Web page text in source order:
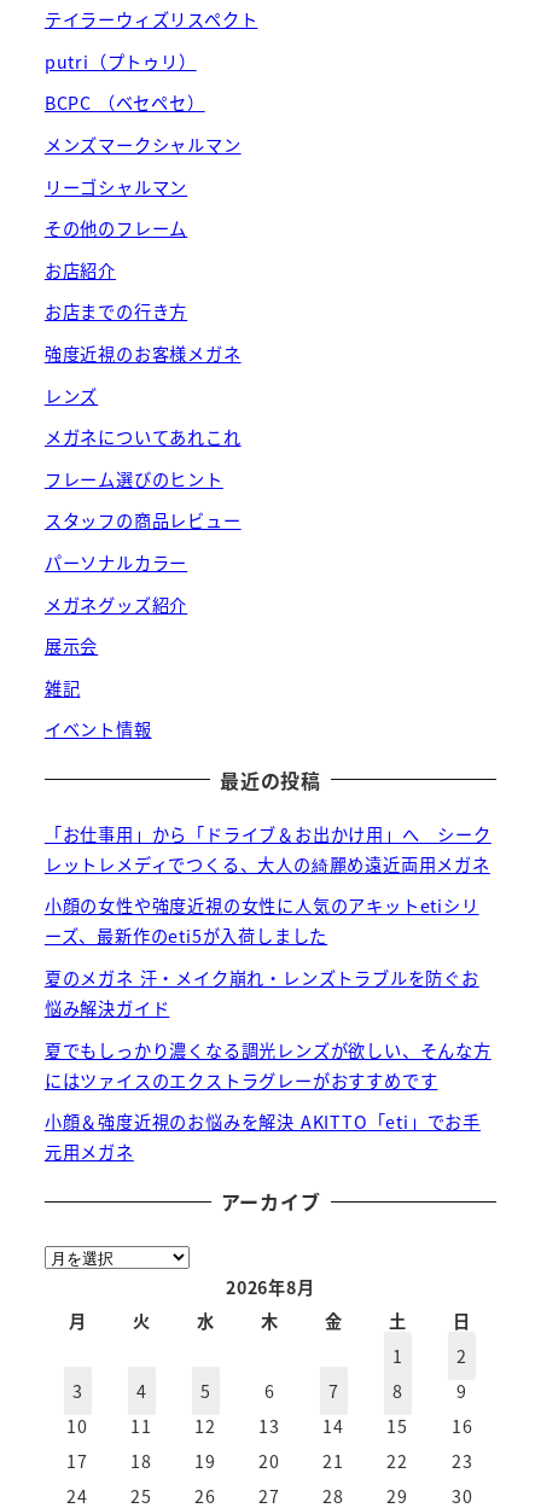
テイラーウィズリスペクト
putri（プトゥリ）
BCPC （ベセペセ）
メンズマークシャルマン
リーゴシャルマン
その他のフレーム
お店紹介
お店までの行き方
強度近視のお客様メガネ
レンズ
メガネについてあれこれ
フレーム選びのヒント
スタッフの商品レビュー
パーソナルカラー
メガネグッズ紹介
展示会
雑記
イベント情報
最近の投稿
「お仕事用」から「ドライブ＆お出かけ用」へ シーク
レットレメディでつくる、大人の綺麗め遠近両用メガネ
小顔の女性や強度近視の女性に人気のアキットetiシリ
ーズ、最新作のeti5が入荷しました
夏のメガネ 汗・メイク崩れ・レンズトラブルを防ぐお
悩み解決ガイド
夏でもしっかり濃くなる調光レンズが欲しい、そんな方
にはツァイスのエクストラグレーがおすすめです
小顔＆強度近視のお悩みを解決 AKITTO「eti」でお手
元用メガネ
アーカイブ
ア
2026年8月
月
火 水 木 金 土
日
1
2
3
4 5 6 7 8
9
10
11 12 13 14 15
16
17
18 19 20 21 22
23
24
25 26 27 28 29 30